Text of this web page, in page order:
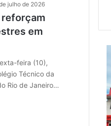
julho de 2026
em
feira (10),
Técnico da
Rio de Janeiro…